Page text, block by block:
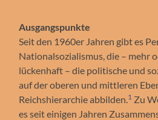
Ausgangspunkte
Seit den 1960er Jahren gibt es
Nationalsozialismus, die – mehr
lückenhaft – die politische und
auf der oberen und mittleren
Reichshierarchie abbilden. 1 Zu
es seit einigen Jahren